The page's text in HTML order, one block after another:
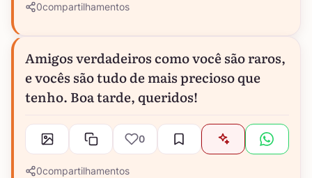
0compartilhamentos
Amigos verdadeiros como você são raros,
e vocês são tudo de mais precioso que
tenho. Boa tarde, queridos!
0
0compartilhamentos